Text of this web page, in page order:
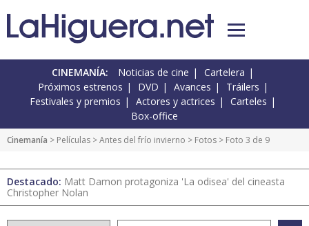
CINEMANÍA: Noticias de cine
Cartelera
Próximos estrenos
DVD Avances
Tráilers
Festivales y premios
Actores y actrices
Carteles
Box-office
Cinemanía > Películas >Antes del frío invierno > Fotos > Foto 3 de 9
Destacado: Matt Damon protagoniza 'La odisea' del cineasta
Christopher Nolan